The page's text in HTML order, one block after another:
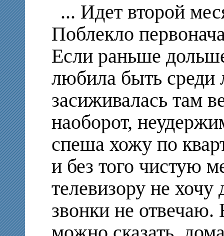
... Идет второй
Поблекло
Если раньше
любила быть среди
засиживалась там
наоборот,
спеша хожу по
и без того чистую
телевизору не
звонки не отвечаю.